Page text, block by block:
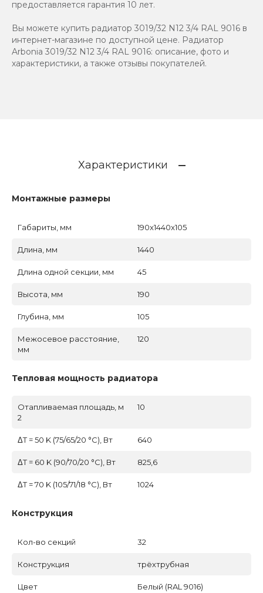
предоставляется гарантия 10 лет.
Вы можете купить радиатор 3019/32 N12 3/4 RAL 9016 в
интернет-магазине по доступной цене. Радиатор
Arbonia 3019/32 N12 3/4 RAL 9016: описание, фото и
характеристики, а также отзывы покупателей.
Характеристики
Монтажные размеры
Габариты, мм 190x1440x105
Длина, мм 1440
Длина одной секции, мм 45
Высота, мм 190
Глубина, мм 105
Межосевое расстояние,
мм
120
Тепловая мощность радиатора
Отапливаемая площадь, м
2
10
ΔT = 50 K (75/65/20 °C), Вт 640
ΔT = 60 K (90/70/20 °C), Вт 825,6
ΔT = 70 K (105/71/18 °C), Вт 1024
Конструкция
Кол-во секций 32
Конструкция трёхтрубная
Цвет Белый (RAL 9016)